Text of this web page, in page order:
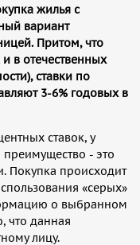
жилья с
вариант
Притом, что
в отечественных
ставки по
3-6% годовых в
ставок, у
- это
Покупка происходит
«серых»
о выбранном
что данная
лицу.